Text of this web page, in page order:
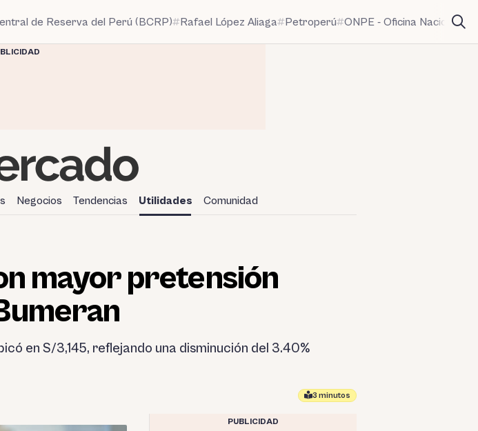
de Reserva del Perú (BCRP) Rafael López Aliaga Petroperú ONPE - Oficina Nacional
Negocios Tendencias Utilidades Comunidad
mayor pretensión
en S/3,145, reflejando una disminución del 3.40%
3 minutos
PUBLICIDAD